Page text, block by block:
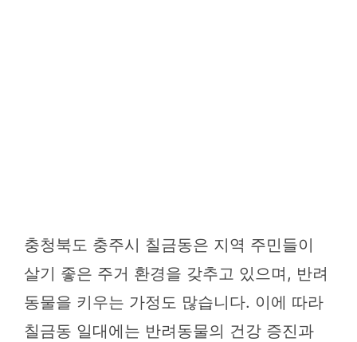
충청북도 충주시 칠금동은 지역 주민들이
살기 좋은 주거 환경을 갖추고 있으며, 반려
동물을 키우는 가정도 많습니다. 이에 따라
칠금동 일대에는 반려동물의 건강 증진과